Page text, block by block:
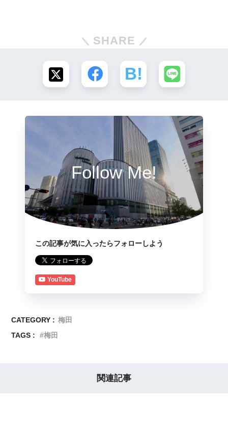
SHARE
Follow Me!
この記事が気に入ったらフォローしよう
YouTube
CATEGORY : 梅田
TAGS :
梅田
関連記事